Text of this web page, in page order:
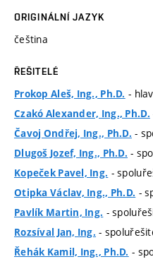
ORIGINÁLNÍ JAZYK
čeština
ŘEŠITELÉ
Prokop Aleš, Ing., Ph.D. -
Czakó Alexander, Ing., Ph.D.
Čavoj Ondřej, Ing., Ph.D. -
Dlugoš Jozef, Ing., Ph.D. -
Kopeček Pavel, Ing. -
Otipka Václav, Ing., Ph.D. -
Pavlík Martin, Ing. -
Rozsíval Jan, Ing. -
Řehák Kamil, Ing., Ph.D. -